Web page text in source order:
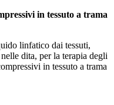
in tessuto a trama
linfatico dai tessuti,
dita, per la terapia degli
in tessuto a trama